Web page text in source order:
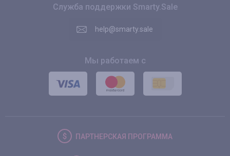
Служба поддержки Smarty.Sale
help@smarty.sale
Мы работаем с
ПАРТНЕРСКАЯ ПРОГРАММА